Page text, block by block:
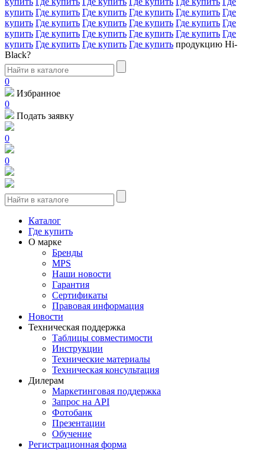
купить Где купить Где купить Где купить Где купить Где
купить Где купить Где купить Где купить Где купить Где
купить Где купить Где купить Где купить Где купить Где
купить Где купить Где купить Где купить продукцию Hi-
Black?
0
Избранное
0
Подать заявку
0
0
Каталог
Где купить
О марке
Бренды
MPS
Наши новости
Гарантия
Сертификаты
Правовая информация
Новости
Техническая поддержка
Таблицы совместимости
Инструкции
Технические материалы
Техническая консультация
Дилерам
Маркетинговая поддержка
Запрос на API
Фотобанк
Презентации
Обучение
Регистрационная форма